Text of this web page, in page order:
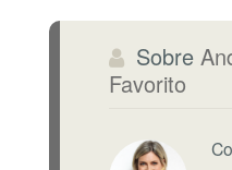
Sobre
Favorito